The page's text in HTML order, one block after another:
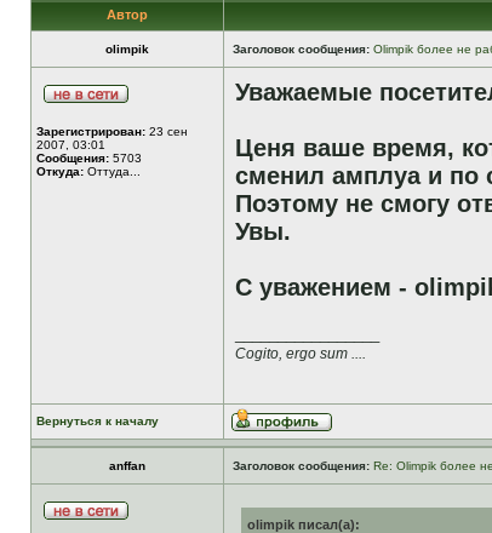
Автор
olimpik Заголовок сообщения: Olimpik более не
Зарегистрирован: 23 сен
2007, 03:01
Сообщения: 5703
Откуда: Оттуда...
Уважаемые
Ценя ваше время,
сменил амплуа и по
Поэтому не смогу
Увы.
С уважением -
Cogito, ergo sum ....
Вернуться к началу
anffan Заголовок сообщения: Re: Olimpik более
olimpik писал(а):